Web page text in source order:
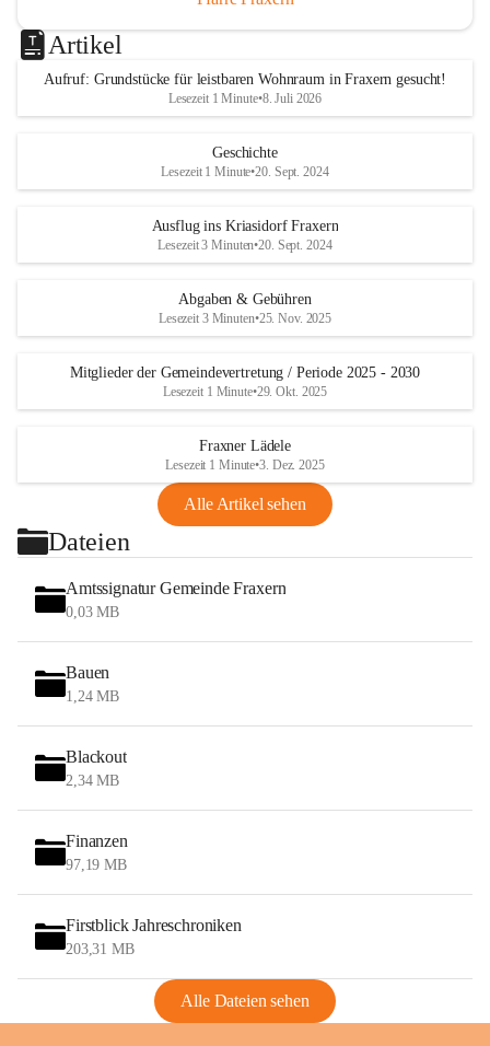
Artikel
Aufruf: Grundstücke für leistbaren Wohnraum in Fraxern gesucht!
Lesezeit 1 Minute•8. Juli 2026
Geschichte
Lesezeit 1 Minute•20. Sept. 2024
Ausflug ins Kriasidorf Fraxern
Lesezeit 3 Minuten•20. Sept. 2024
Abgaben & Gebühren
Lesezeit 3 Minuten•25. Nov. 2025
Mitglieder der Gemeindevertretung / Periode 2025 - 2030
Lesezeit 1 Minute•29. Okt. 2025
Fraxner Lädele
Lesezeit 1 Minute•3. Dez. 2025
Alle Artikel sehen
Dateien
Amtssignatur Gemeinde Fraxern
0,03 MB
Bauen
1,24 MB
Blackout
2,34 MB
Finanzen
97,19 MB
Firstblick Jahreschroniken
203,31 MB
Alle Dateien sehen